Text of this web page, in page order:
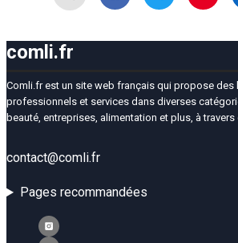
comli.fr
Comli.fr est un site web français qui propose des
professionnels et services dans diverses
beauté, entreprises, alimentation et plus, à
contact@comli.fr
Pages recommandées